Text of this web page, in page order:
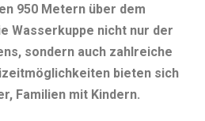
950 Metern über dem
Wasserkuppe nicht nur der
sondern auch zahlreiche
bieten sich
Familien mit Kindern.